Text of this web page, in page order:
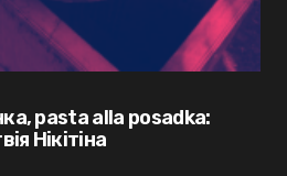
pasta alla posadka:
Нікітіна